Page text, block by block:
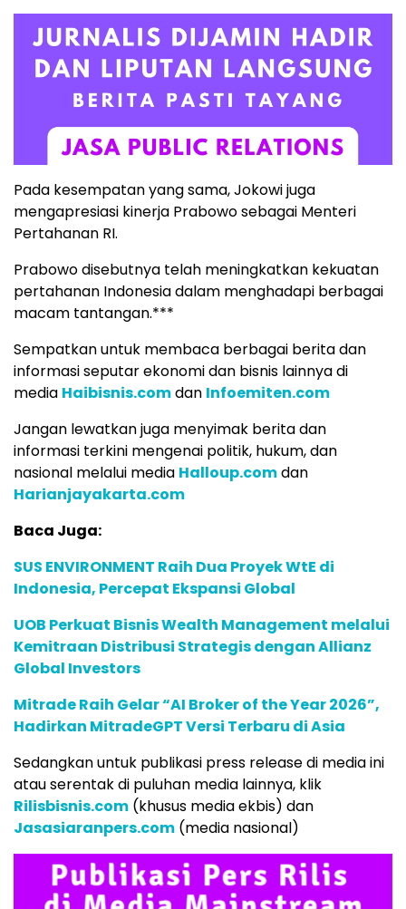
Pada kesempatan yang sama, Jokowi juga
mengapresiasi kinerja Prabowo sebagai Menteri
Pertahanan RI.
Prabowo disebutnya telah meningkatkan kekuatan
pertahanan Indonesia dalam menghadapi berbagai
macam tantangan.***
Sempatkan untuk membaca berbagai berita dan
informasi seputar ekonomi dan bisnis lainnya di
media Haibisnis.comdan Infoemiten.com
Jangan lewatkan juga menyimak berita dan
informasi terkini mengenai politik, hukum, dan
nasional melalui media Halloup.comdan
Harianjayakarta.com
Baca Juga:
SUS ENVIRONMENT Raih Dua Proyek WtE di
Indonesia, Percepat Ekspansi Global
UOB Perkuat Bisnis Wealth Management melalui
Kemitraan Distribusi Strategis dengan Allianz
Global Investors
Mitrade Raih Gelar “AI Broker of the Year 2026”,
Hadirkan MitradeGPT Versi Terbaru di Asia
Sedangkan untuk publikasi press release di media ini
atau serentak di puluhan media lainnya, klik
Rilisbisnis.com (khusus media ekbis) dan
Jasasiaranpers.com (media nasional)